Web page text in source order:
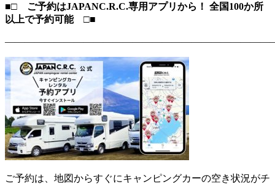
■□ ご予約はJAPANC.R.C.専用アプリから！ 全国100か所
以上で予約可能□■
ご予約は、地図からすぐにキャンピングカーの空き状況がチ